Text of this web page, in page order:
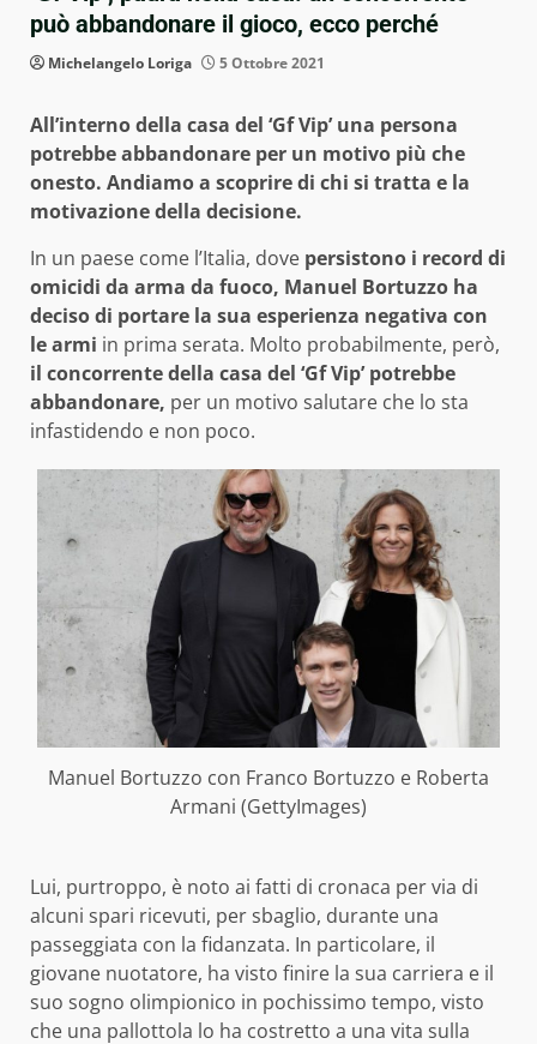
può abbandonare il gioco, ecco perché
Michelangelo Loriga 5 Ottobre 2021
All’interno della casa del ‘Gf Vip’ una persona
potrebbe abbandonare per un motivo più che
onesto. Andiamo a scoprire di chi si tratta e la
motivazione della decisione.
In un paese come l’Italia, dove persistono i record di
omicidi da arma da fuoco, Manuel Bortuzzo ha
deciso di portare la sua esperienza negativa con
le armi in prima serata. Molto probabilmente, però,
il concorrente della casa del ‘Gf Vip’ potrebbe
abbandonare, per un motivo salutare che lo sta
infastidendo e non poco.
Manuel Bortuzzo con Franco Bortuzzo e Roberta
Armani (GettyImages)
Lui, purtroppo, è noto ai fatti di cronaca per via di
alcuni spari ricevuti, per sbaglio, durante una
passeggiata con la fidanzata. In particolare, il
giovane nuotatore, ha visto finire la sua carriera e il
suo sogno olimpionico in pochissimo tempo, visto
che una pallottola lo ha costretto a una vita sulla